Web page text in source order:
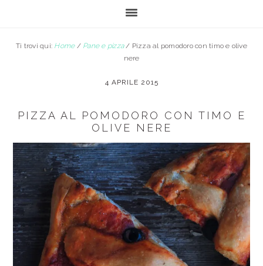
Ti trovi qui: Home / Pane e pizza / Pizza al pomodoro con timo e olive
nere
4 APRILE 2015
PIZZA AL POMODORO CON TIMO E
OLIVE NERE